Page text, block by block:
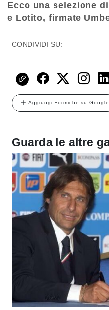
Ecco una selezione
e Lotito, firmate
CONDIVIDI SU:
Aggiungi Formiche su Google
Guarda le altre